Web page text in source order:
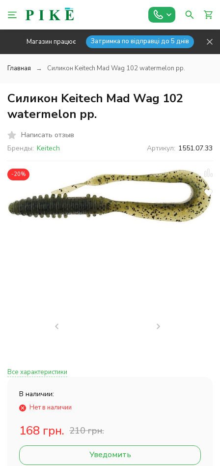
Магазин працює Затримка по відправці до 5 днів
Главная Силикон Keitech Mad Wag 102 watermelon pp.
Силикон Keitech Mad Wag 102
watermelon pp.
Написать отзыв
Бренды: Keitech Артикул: 1551.07.33
-20%
Все характеристики
В наличии:
Нет в наличии
168 грн. 210 грн.
Уведомить